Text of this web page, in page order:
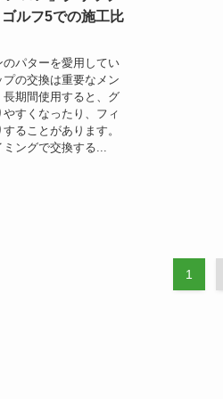
ルフ5での施工比
パターを愛用してい
の交換は重要なメン
期間使用すると、グ
すくなったり、フィ
ることがあります。
ングで交換する...
1